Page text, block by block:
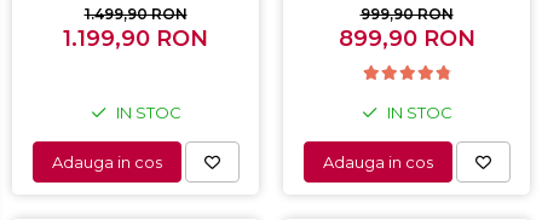
Termostat Reglabil, H 147
cm, Negru
1.499,90 RON
1.199,90 RON
IN STOC
Adauga in cos
H 83.2 cm, Negru
999,90 RON
899,90 RON
IN STOC
Adauga in cos